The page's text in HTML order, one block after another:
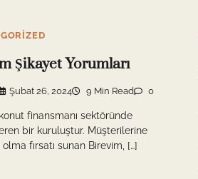
Şikayet Yorumları
Şubat 26, 2024 9 Min Read 0
finansmanı sektöründe
bir kuruluştur. Müşterilerine
fırsatı sunan Birevim, […]